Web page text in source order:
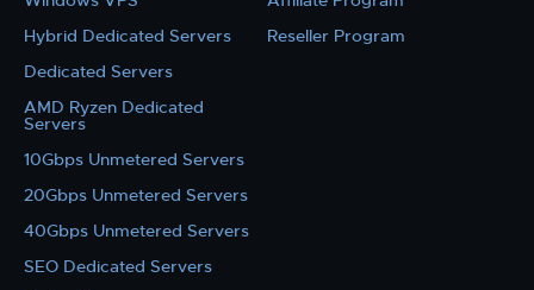
Hybrid Dedicated Servers
Dedicated Servers
AMD Ryzen Dedicated
Servers
10Gbps Unmetered Servers
20Gbps Unmetered Servers
40Gbps Unmetered Servers
SEO Dedicated Servers
Reseller Program